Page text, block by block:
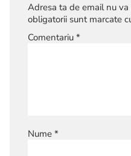
Adresa ta de email nu va
obligatorii sunt marcate
Comentariu *
Nume *